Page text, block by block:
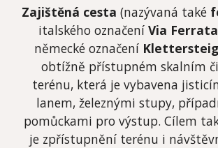
Zajištěná cesta (nazývaná také
italského označení Via Ferrata
německé označení Klettersteig
obtížně přístupném skalním
terénu, která je vybavena
lanem, železnými stupy,
pomůckami pro výstup. Cílem
je zpřístupnění terénu i